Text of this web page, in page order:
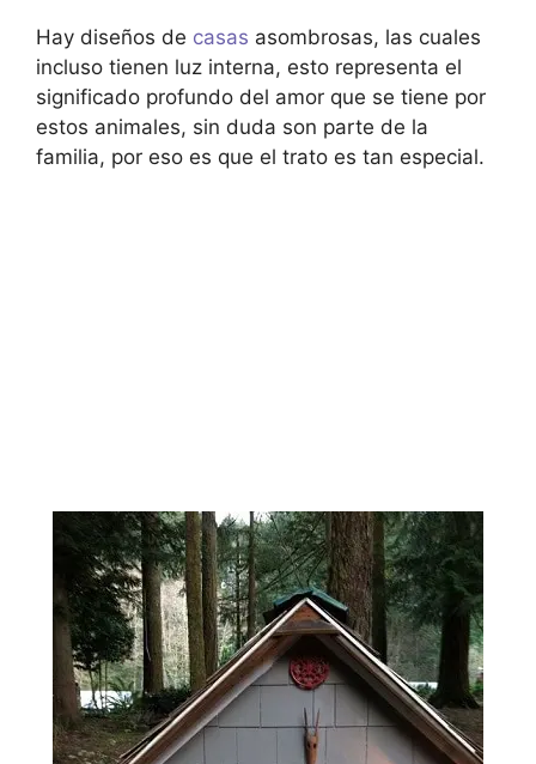
Hay diseños de casas asombrosas, las cuales
incluso tienen luz interna, esto representa el
significado profundo del amor que se tiene por
estos animales, sin duda son parte de la
familia, por eso es que el trato es tan especial.